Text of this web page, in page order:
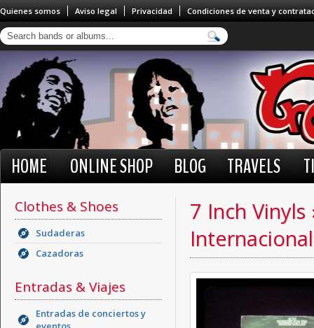
Quienes somos Aviso legal Privacidad Condiciones de venta y
HOME ONLINE SHOP BLOG TRAVELS
Clothes & Shoes
Sudaderas
Cazadoras
Entradas & Viajes
Entradas de conciertos y
7 Inch Vinyls
Internacional